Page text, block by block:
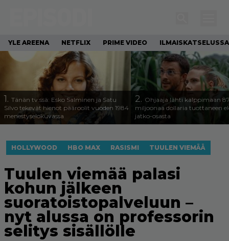
YLE AREENA NETFLIX PRIME VIDEO ILMAISKATSELUSSA
1. Tänän tv:ssä: Esko Salminen ja Satu
Silvo tekevät hienot pääroolit vuoden 1984
menestyselokuvassa
2. Ohjaaja lähti kalppimaan
miljoonaa dollaria tuottaneen
jatko-osasta
HOLLYWOOD HBO MAX RASISMI TUULEN VIEMÄÄ
Tuulen viemää palasi
kohun jälkeen
suoratoistopalveluun –
nyt alussa on professorin
selitys sisällölle